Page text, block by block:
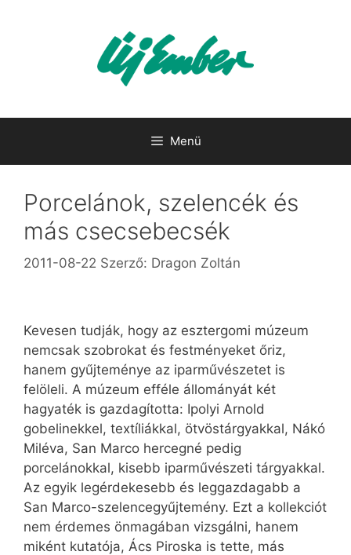
Menü
Porcelánok, szelencék és
más csecsebecsék
2011-08-22 Szerző: Dragon Zoltán
Kevesen tudják, hogy az esztergomi múzeum
nemcsak szobrokat és festményeket őriz,
hanem gyűjteménye az iparművészetet is
felöleli. A múzeum efféle állományát két
hagyaték is gazdagította: Ipolyi Arnold
gobelinekkel, textíliákkal, ötvöstárgyakkal, Nákó
Miléva, San Marco hercegné pedig
porcelánokkal, kisebb iparművészeti tárgyakkal.
Az egyik legérdekesebb és leggazdagabb a
San Marco-szelencegyűjtemény. Ezt a kollekciót
nem érdemes önmagában vizsgálni, hanem
miként kutatója, Ács Piroska is tette, más